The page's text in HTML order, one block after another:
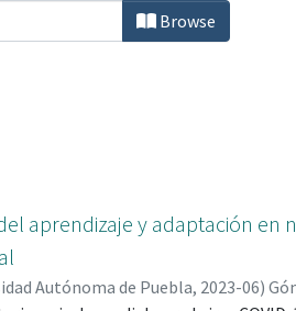
Browse
aprendizaje y adaptación en
Autónoma de Puebla, 2023-06)